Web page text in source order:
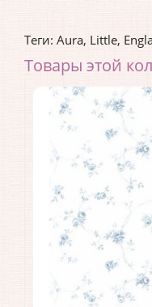
Теги: Aura, Little,
Товары этой